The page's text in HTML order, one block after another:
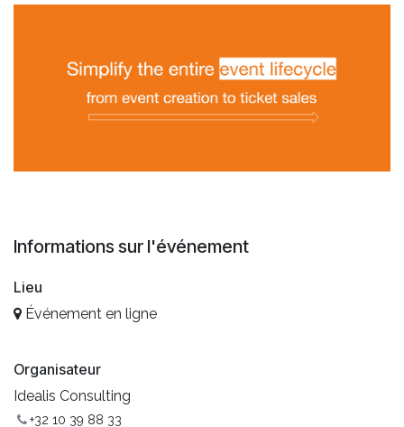
Informations sur l'événement
Lieu
Événement en ligne
Organisateur
Idealis Consulting
+32 10 39 88 33